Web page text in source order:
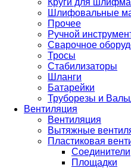
Круги для
Шлифовальные
Прочее
Ручной
Сварочное
Тросы
Стабилизаторы
Шланги
Батарейки
Труборезы и
Вентиляция
Вентиляция
Вытяжные
Пластиковая
Соединители
Площадки